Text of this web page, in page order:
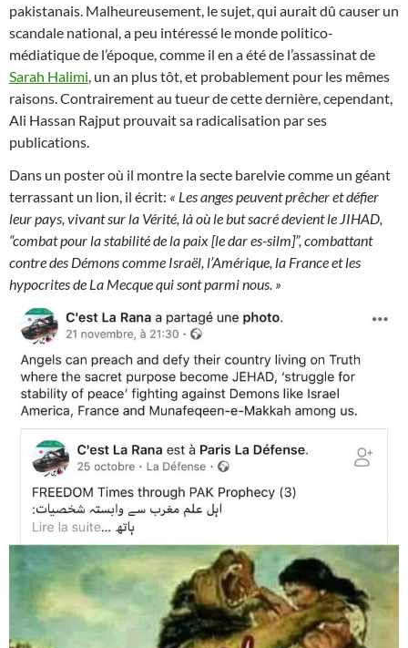
pakistanais. Malheureusement, le sujet, qui aurait dû causer un
scandale national, a peu intéressé le monde politico-
médiatique de l’époque, comme il en a été de l’assassinat de
Sarah Halimi, un an plus tôt, et probablement pour les mêmes
raisons. Contrairement au tueur de cette dernière, cependant,
Ali Hassan Rajput prouvait sa radicalisation par ses
publications.
Dans un poster où il montre la secte barelvie comme un géant
terrassant un lion, il écrit: « Les anges peuvent prêcher et défier
leur pays, vivant sur la Vérité, là où le but sacré devient le JIHAD,
“combat pour la stabilité de la paix [le dar es-silm]”, combattant
contre des Démons comme Israël, l’Amérique, la France et les
hypocrites de La Mecque qui sont parmi nous. »